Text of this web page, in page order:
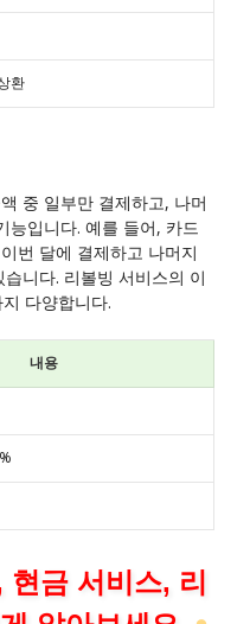
환
중 일부만 결제하고, 나머
능입니다. 예를 들어, 카드
번 달에 결제하고 나머지
니다. 리볼빙 서비스의 이
다양합니다.
내용
금 서비스, 리